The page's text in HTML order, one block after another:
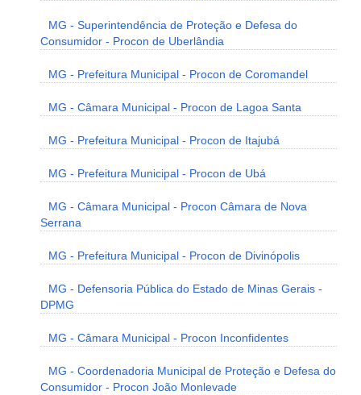
MG - Superintendência de Proteção e Defesa do
Consumidor - Procon de Uberlândia
MG - Prefeitura Municipal - Procon de Coromandel
MG - Câmara Municipal - Procon de Lagoa Santa
MG - Prefeitura Municipal - Procon de Itajubá
MG - Prefeitura Municipal - Procon de Ubá
MG - Câmara Municipal - Procon Câmara de Nova
Serrana
MG - Prefeitura Municipal - Procon de Divinópolis
MG - Defensoria Pública do Estado de Minas Gerais -
DPMG
MG - Câmara Municipal - Procon Inconfidentes
MG - Coordenadoria Municipal de Proteção e Defesa do
Consumidor - Procon João Monlevade